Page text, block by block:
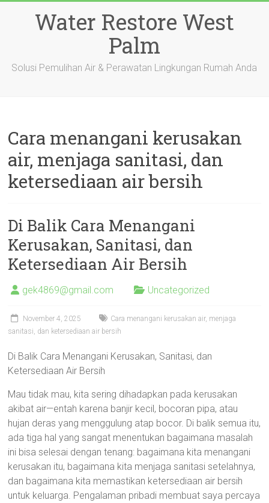
Water Restore West
Palm
Solusi Pemulihan Air & Perawatan Lingkungan Rumah Anda
Cara menangani kerusakan
air, menjaga sanitasi, dan
ketersediaan air bersih
Di Balik Cara Menangani
Kerusakan, Sanitasi, dan
Ketersediaan Air Bersih
gek4869@gmail.com Uncategorized
November 4, 2025
Cara menangani kerusakan air, menjaga
sanitasi, dan ketersediaan air bersih
Di Balik Cara Menangani Kerusakan, Sanitasi, dan
Ketersediaan Air Bersih
Mau tidak mau, kita sering dihadapkan pada kerusakan
akibat air—entah karena banjir kecil, bocoran pipa, atau
hujan deras yang menggulung atap bocor. Di balik semua itu,
ada tiga hal yang sangat menentukan bagaimana masalah
ini bisa selesai dengan tenang: bagaimana kita menangani
kerusakan itu, bagaimana kita menjaga sanitasi setelahnya,
dan bagaimana kita memastikan ketersediaan air bersih
untuk keluarga. Pengalaman pribadi membuat saya percaya